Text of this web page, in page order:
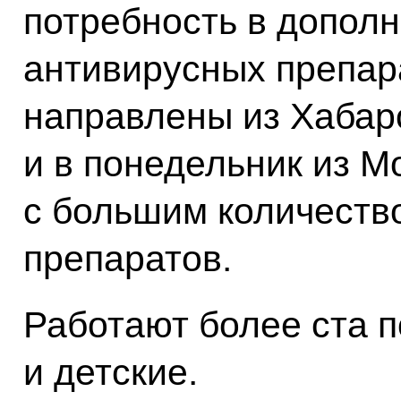
потребность в
антивирусных
направлены из
и в понедельник из
с большим
препаратов.
Работают более ста
и детские.